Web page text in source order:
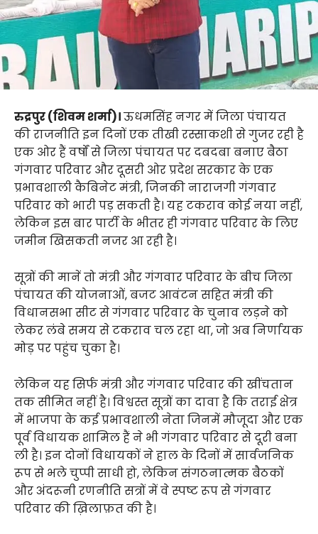
रुद्रपुर (शिवम शर्मा)।ऊधमसिंह नगर में जिला पंचायत
की राजनीति इन दिनों एक तीखी रस्साकशी से गुजर रही है
एक ओर हैं वर्षों से जिला पंचायत पर दबदबा बनाए बैठा
गंगवार परिवार और दूसरी ओर प्रदेश सरकार के एक
प्रभावशाली कैबिनेट मंत्री, जिनकी नाराजगी गंगवार
परिवार को भारी पड़ सकती है। यह टकराव कोई नया नहीं,
लेकिन इस बार पार्टी के भीतर ही गंगवार परिवार के लिए
जमीन खिसकती नजर आ रही है।
सूत्रों की मानें तो मंत्री और गंगवार परिवार के बीच जिला
पंचायत की योजनाओं, बजट आवंटन सहित मंत्री की
विधानसभा सीट से गंगवार परिवार के चुनाव लड़ने को
लेकर लंबे समय से टकराव चल रहा था, जो अब निर्णायक
मोड़ पर पहुंच चुका है।
लेकिन यह सिर्फ मंत्री और गंगवार परिवार की खींचतान
तक सीमित नहीं है। विश्वस्त सूत्रों का दावा है कि तराई क्षेत्र
में भाजपा के कई प्रभावशाली नेता जिनमें मौजूदा और एक
पूर्व विधायक शामिल हैं ने भी गंगवार परिवार से दूरी बना
ली है। इन दोनों विधायकों ने हाल के दिनों में सार्वजनिक
रूप से भले चुप्पी साधी हो, लेकिन संगठनात्मक बैठकों
और अंदरूनी रणनीति सत्रों में वे स्पष्ट रूप से गंगवार
परिवार की ख़िलाफ़त की है।